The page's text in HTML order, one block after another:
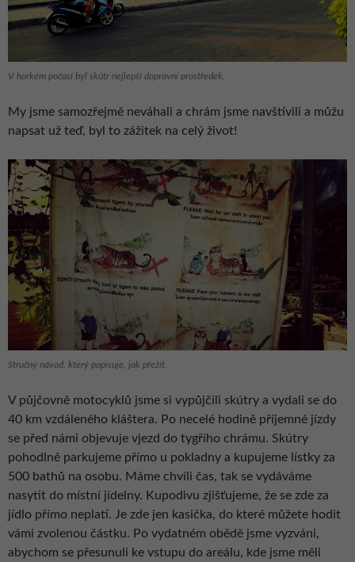
V horkém počasí byl skútr nejlepší dopravní prostředek.
My jsme samozřejmě neváhali a chrám jsme navštívili a můžu
napsat už teď, byl to zážitek na celý život!
Stručný návod, který popisuje, jak přežít.
V půjčovně motocyklů jsme si vypůjčili skútry a vydali se do
40 km vzdáleného kláštera. Po necelé hodině příjemné jízdy
se před námi objevuje vjezd do tygřího chrámu. Skútry
pohodlně parkujeme přímo u pokladny a kupujeme lístky za
500 bathů na osobu. Máme chvíli čas, tak se vydáváme
nasytit do místní jídelny. Kupodivu zjišťujeme, že se zde za
jídlo přímo neplatí. Je zde jen kasička, do které můžete hodit
vámi zvolenou částku. Po vydatném obědě jsme vyzváni,
abychom se přesunuli ke vstupu do areálu, kde jsme měli